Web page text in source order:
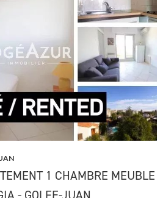
1 CHAMBRE MEUBLE
- GOLFE-JUAN